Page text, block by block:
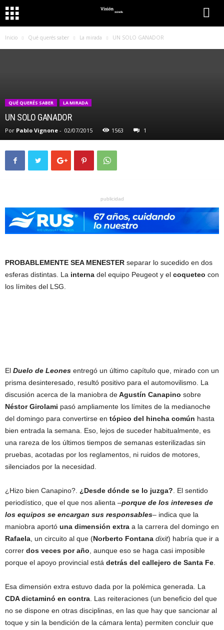
Inicio Qué querés saber La mirada UN SOLO GANADOR
QUÉ QUERÉS SABER LA MIRADA
UN SOLO GANADOR
Por Pablo Vignone - 02/07/2015 1563 1
publicidad
PROBABLEMENTE SEA MENESTER separar lo sucedido en dos
esferas distintas. La interna del equipo Peugeot y el coqueteo con
los límites del LSG.
El Duelo de Leones entregó un último capítulo que, mirado con un
prisma desinteresado, resultó positivo para el automovilismo. La
discusión acerca de la maniobra deAgustín Canapino sobre
Néstor Girolami pasó ampliamente los límites de la medianoche
del domingo para convertirse en tópico del hincha común hasta
bien entrada la semana. Eso, lejos de suceder habitualmente, es
una rareza de los últimos tiempos de semanas esterilizadas sin
pruebas, acotadas por los reglamentos, ni ruidos de motores,
silenciados por la necesidad.
¿Hizo bien Canapino?. ¿Desde dónde se lo juzga? . El sentido
periodístico, que el que nos alienta –porque de los intereses de
los equipos se encargan sus responsables– indica que la
maniobra aportó una dimensión extra a la carrera del domingo en
Rafaela , un circuito al que (Norberto Fontana dixit) habría que ir a
correr dos veces por año , aunque eso se haga casi imposible
porque el apoyo provincial está detrás del callejero de Santa Fe
Esa dimensión extra estuvo dada por la polémica generada. La
CDA dictaminó en contra . Las reiteraciones (un beneficio del que
no se dispone en otras disciplinas, en las que hay que sancionar al
toque y sin la bendición de la cámara lenta) permiten concluir que